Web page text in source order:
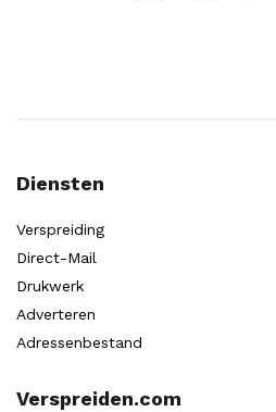
Diensten
Verspreiding
Direct-Mail
Drukwerk
Adverteren
Adressenbestand
Verspreiden.com